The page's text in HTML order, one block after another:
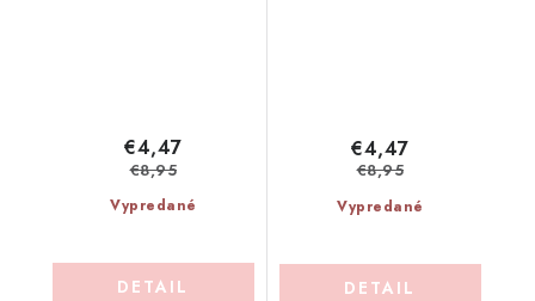
Vypredané
€4,47
€8,95
DETAIL
Vypredané
€4,47
€8,95
DETAIL